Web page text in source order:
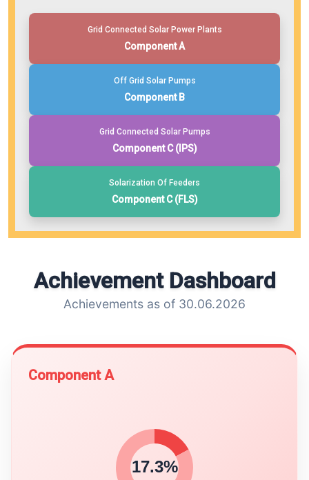
Grid Connected Solar Power Plants
Component A
Off Grid Solar Pumps
Component B
Grid Connected Solar Pumps
Component C (IPS)
Solarization Of Feeders
Component C (FLS)
Achievement Dashboard
Achievements as of 30.06.2026
Component A